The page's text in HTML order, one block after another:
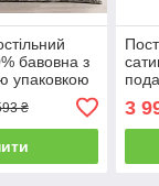
бавовна з
упаковкою
₴ 3